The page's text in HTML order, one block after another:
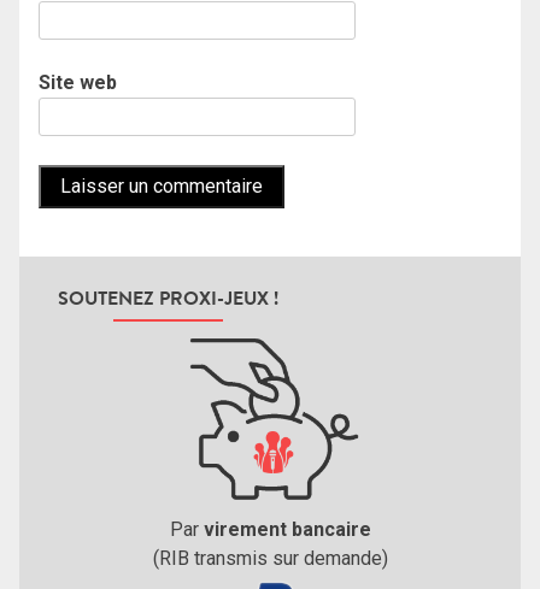
Site web
SOUTENEZ PROXI-JEUX !
Par virement bancaire
(RIB transmis sur demande)